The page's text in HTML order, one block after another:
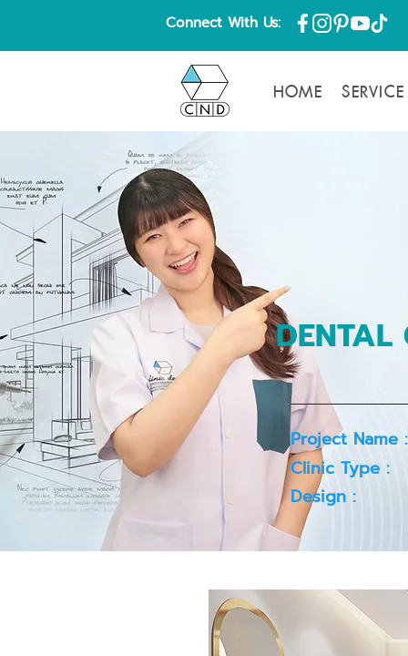
Connect With Us:
HOME SERVICE
DENTAL
Project Name :
Clinic Type :
Design :